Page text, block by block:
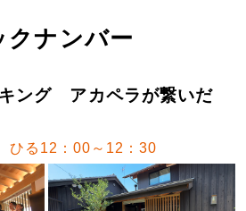
クナンバー
キング アカペラが繋いだ
ひる12：00～12：30